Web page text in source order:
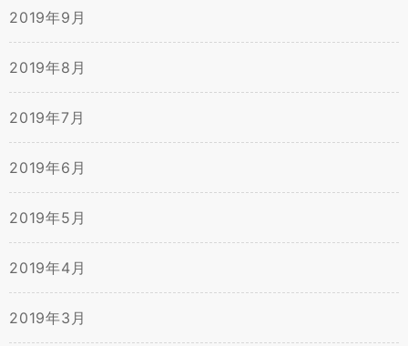
2019年9月
2019年8月
2019年7月
2019年6月
2019年5月
2019年4月
2019年3月